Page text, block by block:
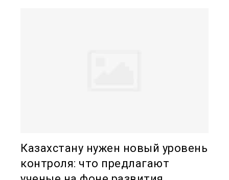
Казахстану нужен новый уровень
контроля: что предлагают